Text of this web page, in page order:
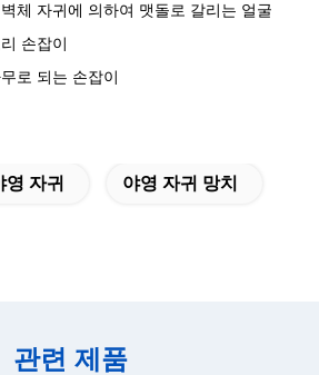
체 자귀에 의하여 맷돌로 갈리는 얼굴
손잡이
로 되는 손잡이
영 자귀 야영 자귀 망치
관련 제품